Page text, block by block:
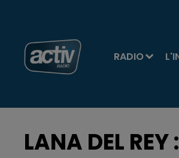
RADIO
LANA DEL REY